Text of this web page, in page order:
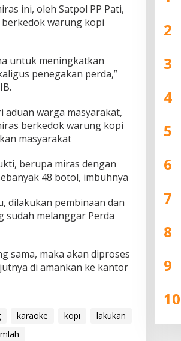
ini, oleh Satpol PP Pati,
warung kopi
untuk meningkatkan
penegakan perda,”
aduan warga masyarakat,
berkedok warung kopi
masyarakat
berupa miras dengan
48 botol, imbuhnya
dilakukan pembinaan dan
sudah melanggar Perda
sama, maka akan diproses
di amankan ke kantor
karaoke kopi
lakukan
2
3
4
5
6
7
8
9
10